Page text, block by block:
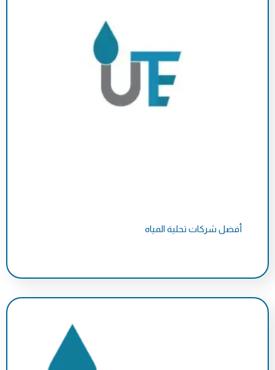
أفضل شركات تحلية المياه